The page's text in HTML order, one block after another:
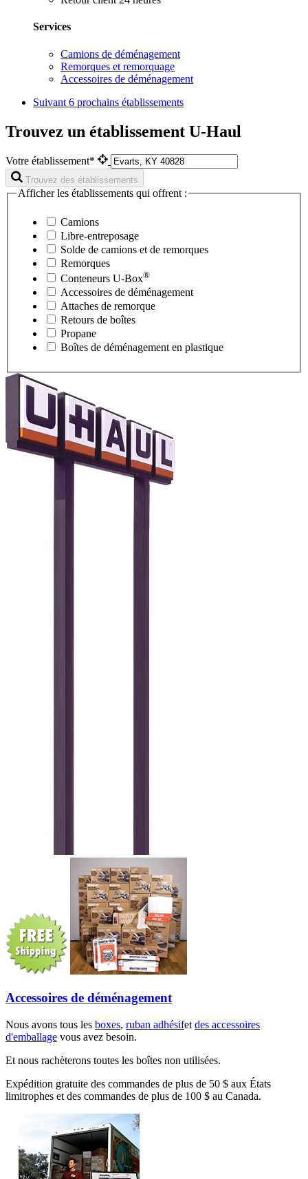
Services
Camions de déménagement
Remorques et remorquage
Accessoires de déménagement
Suivant 6 prochains établissements
Trouvez un établissement U-Haul
Votre établissement*
Trouvez des établissements
Afficher les établissements qui offrent :
Camions
Libre-entreposage
Solde de camions et de remorques
Remorques
Conteneurs U-Box®
Accessoires de déménagement
Attaches de remorque
Retours de boîtes
Propane
Boîtes de déménagement en plastique
Accessoires de déménagement
Nous avons tous les boxes, ruban adhésifet des accessoires
d'emballage vous avez besoin.
Et nous rachèterons toutes les boîtes non utilisées.
Expédition gratuite des commandes de plus de 50 $ aux États
limitrophes et des commandes de plus de 100 $ au Canada.